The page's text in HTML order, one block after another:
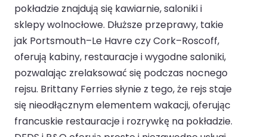
pokładzie znajdują się kawiarnie, saloniki i
sklepy wolnocłowe. Dłuższe przeprawy, takie
jak Portsmouth–Le Havre czy Cork–Roscoff,
oferują kabiny, restauracje i wygodne saloniki,
pozwalając zrelaksować się podczas nocnego
rejsu. Brittany Ferries słynie z tego, że rejs staje
się nieodłącznym elementem wakacji, oferując
francuskie restauracje i rozrywkę na pokładzie.